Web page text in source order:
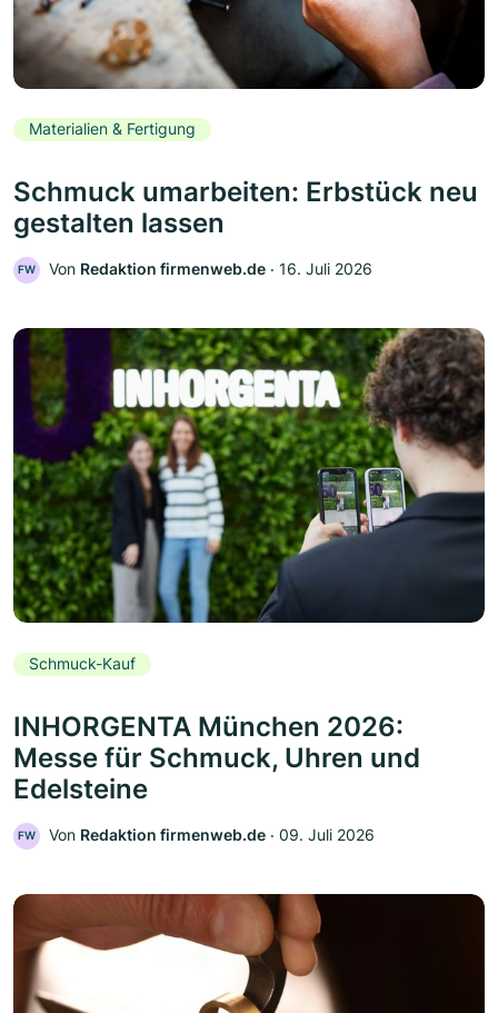
Materialien & Fertigung
Schmuck umarbeiten: Erbstück neu
gestalten lassen
FW Von Redaktion firmenweb.de ‧ 16. Juli 2026
Schmuck-Kauf
INHORGENTA München 2026:
Messe für Schmuck, Uhren und
Edelsteine
FW Von Redaktion firmenweb.de ‧ 09. Juli 2026